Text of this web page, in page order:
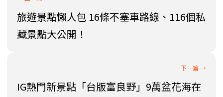
旅遊景點懶人包 16條不塞車路線、116個私
藏景點大公開！
IG熱門新景點「台版富良野」9萬盆花海在